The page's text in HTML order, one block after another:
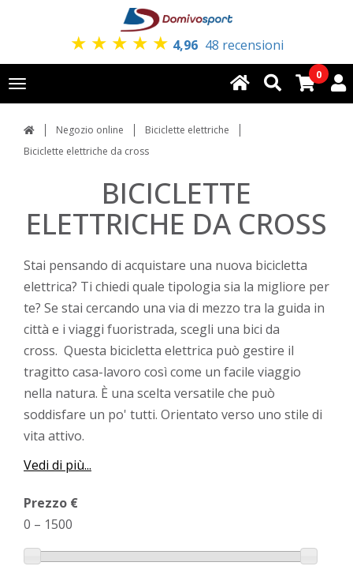
★ ★ ★ ★ ★ 4,96 48 recensioni
Toggle
navigation
0
Negozio online
Biciclette elettriche
Biciclette elettriche da cross
BICICLETTE
ELETTRICHE DA CROSS
Stai pensando di acquistare una nuova bicicletta
elettrica? Ti chiedi quale tipologia sia la migliore per
te? Se stai cercando una via di mezzo tra la guida in
città e i viaggi fuoristrada, scegli una bici da
cross. Questa bicicletta elettrica può gestire il
tragitto casa-lavoro così come un facile viaggio
nella natura. È una scelta versatile che può
soddisfare un po' tutti. Orientato verso uno stile di
vita attivo.
Vedi di più...
Prezzo €
0 – 1500